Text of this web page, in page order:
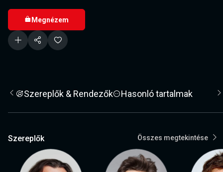
Megnézem
Szereplők & Rendezők Hasonló tartalmak
Szereplők Összes megtekintése